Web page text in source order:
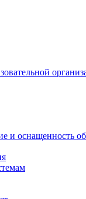
и оснащенность